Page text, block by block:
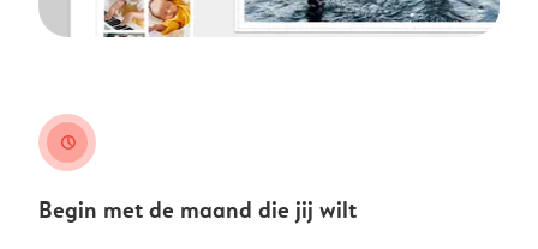
clock
Begin met de maand die jij wilt